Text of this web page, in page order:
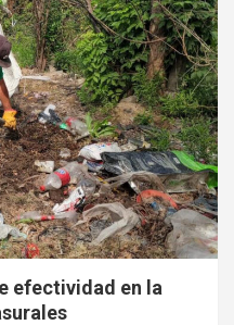
efectividad en la